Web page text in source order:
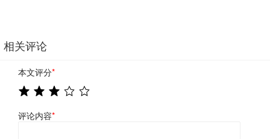
相关评论
本文评分*
评论内容*